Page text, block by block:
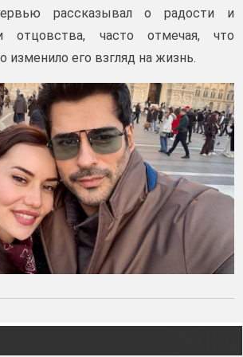
рассказывал о радости и
отцовства, часто отмечая, что
изменило его взгляд на жизнь.